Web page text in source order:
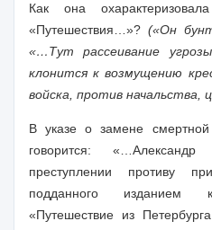
Как она
«Путешествия…»? («Он
«…Тут рассеивание
клонится к возмущению
войска, против начальства,
В указе о замене
говорится:
преступлении противу
подданного изданием
«Путешествие из